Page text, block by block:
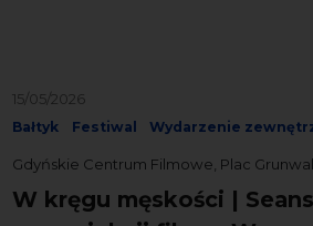
15/05/2026
Bałtyk Festiwal Wydarzenie
Gdyńskie Centrum Filmowe, Plac
W kręgu męskości |